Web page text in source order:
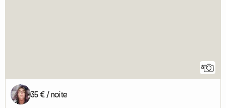
8
35 € / noite